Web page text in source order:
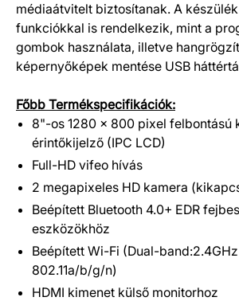
médiaátvitelt biztosítanak. A
funkciókkal is rendelkezik, mint a
gombok használata, illetve
képernyőképek mentése USB
Főbb Termékspecifikációk:
8"-os 1280 x 800 pixel felbontású
érintőkijelző (IPC LCD)
Full-HD vifeo hívás
2 megapixeles HD kamera
Beépített Bluetooth 4.0+ EDR
eszközökhöz
Beépített Wi-Fi (Dual-band:2.4GHz
802.11a/b/g/n)
HDMI kimenet külső monitorhoz